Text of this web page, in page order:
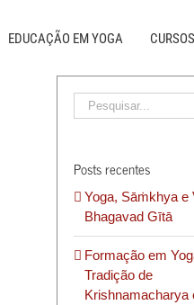
EDUCAÇÃO EM YOGA CURSOS
Buscar
resultados
Posts recentes
Yoga, Sāṁkhya e
Bhagavad Gītā
Formação em
Tradição de
Krishnamacharya